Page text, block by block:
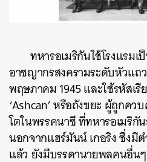
ทหารอเมริกันใช้โรงแรม
อาชญากรสงครามระดับหัวแถ
พฤษภาคม 1945 และใช้รหัสเ
‘Ashcan’ หรือถังขยะ ผู้ถูกค
โตในพรรคนาซี ที่ทหารอเมริกั
นอกจากแฮร์มันน์ เกอริง ซึ่งมี
แล้ว ยังมีบรรดานายพลคนอื่น